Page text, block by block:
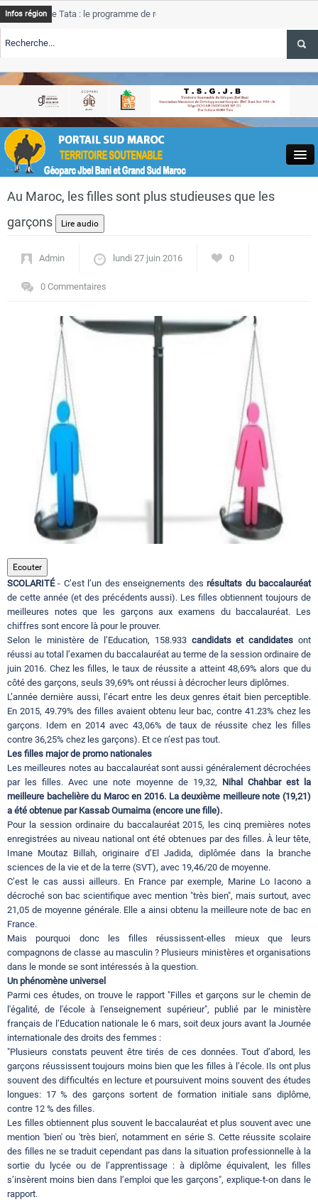
Close
Actualités
Circuits touristiques
Tourisme
Régions
Hotels
Evenements
Contact
Infos région
de Tata : le programme de rehabilitation post-inondations
TSGJB Tourisme : l’ONMT renforce l’aerien a Dakhla et
Tata
service
TSGJB Tourisme au Maroc : Transavia renforce les vols Paris-
Au Maroc, les filles sont plus studieuses que les
garçons
Admin lundi 27 juin 2016 0
0 Commentaires
Ecouter
SCOLARITÉ- C’est l’un des enseignements desrésultats du baccalauréat
de cette année (et des précédents aussi). Les filles obtiennent toujours de
meilleures notes que les garçons aux examens du baccalauréat. Les
chiffres sont encore là pour le prouver.
Selon le ministère de l’Education, 158.933 candidats et candidates ont
réussi au total l’examen du baccalauréat au terme de la session ordinaire de
juin 2016. Chez les filles, le taux de réussite a atteint 48,69% alors que du
côté des garçons, seuls 39,69% ont réussi à décrocher leurs diplômes.
L’année dernière aussi, l’écart entre les deux genres était bien perceptible.
En 2015, 49.79% des filles avaient obtenu leur bac, contre 41.23% chez les
garçons. Idem en 2014 avec 43,06% de taux de réussite chez les filles
contre 36,25% chez les garçons). Et ce n’est pas tout.
Les filles major de promo nationales
Les meilleures notes au baccalauréat sont aussi généralement décrochées
par les filles. Avec une note moyenne de 19,32, Nihal Chahbar est la
meilleure bachelière du Maroc en 2016. La deuxième meilleure note (19,21)
a été obtenue par Kassab Oumaima (encore une fille).
Pour la session ordinaire du baccalauréat 2015, les cinq premières notes
enregistrées au niveau national ont été obtenues par des filles. À leur tête,
Imane Moutaz Billah, originaire d’El Jadida, diplômée dans la branche
sciences de la vie et de la terre (SVT), avec 19,46/20 de moyenne.
C’est le cas aussi ailleurs. En France par exemple, Marine Lo Iacono a
décroché son bac scientifique avec mention "très bien", mais surtout, avec
21,05 de moyenne générale. Elle a ainsi obtenu la meilleure note de bac en
France.
Mais pourquoi donc les filles réussissent-elles mieux que leurs
compagnons de classe au masculin ? Plusieurs ministères et organisations
dans le monde se sont intéressés à la question.
Un phénomène universel
Parmi ces études, on trouve le rapport "Filles et garçons sur le chemin de
l'égalité, de l'école à l'enseignement supérieur", publié par le ministère
français de l’Education nationale le 6 mars, soit deux jours avant la Journée
internationale des droits des femmes :
"Plusieurs constats peuvent être tirés de ces données. Tout d’abord, les
garçons réussissent toujours moins bien que les filles à l’école. Ils ont plus
souvent des difficultés en lecture et poursuivent moins souvent des études
longues: 17 % des garçons sortent de formation initiale sans diplôme,
contre 12 % des filles.
Les filles obtiennent plus souvent le baccalauréat et plus souvent avec une
mention 'bien' ou 'très bien', notamment en série S. Cette réussite scolaire
des filles ne se traduit cependant pas dans la situation professionnelle à la
sortie du lycée ou de l’apprentissage : à diplôme équivalent, les filles
s’insèrent moins bien dans l’emploi que les garçons", explique-t-on dans le
rapport.